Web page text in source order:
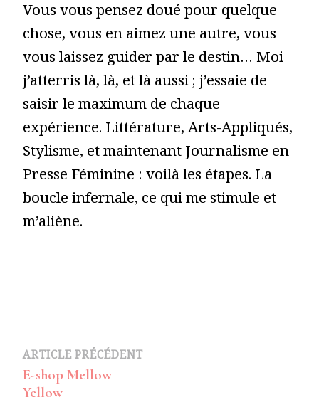
Vous vous pensez doué pour quelque
chose, vous en aimez une autre, vous
vous laissez guider par le destin… Moi
j’atterris là, là, et là aussi ; j’essaie de
saisir le maximum de chaque
expérience. Littérature, Arts-Appliqués,
Stylisme, et maintenant Journalisme en
Presse Féminine : voilà les étapes. La
boucle infernale, ce qui me stimule et
m’aliène.
Navigation
d’article
ARTICLE PRÉCÉDENT
E-shop Mellow
Yellow